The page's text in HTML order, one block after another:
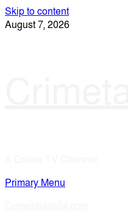
Skip to content
August 7, 2026
Primary Menu